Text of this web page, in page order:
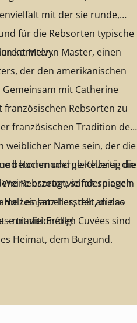
mit der sie runde,
für die Rebsorten typische
konnten.
Melvyn Master, einen
der den amerikanischen
mit Catherine
französischen Rebsorten zu
französischen Tradition der
weiblicher Name sein, der die
betonen und gleichzeitig die
Rebsortenvielfalt spiegeln
- mit viel Erfolg!
hochmoderne Kellerei, die
erzeugt, sondern auch
Holzeinsatz herstellt, die so
traditionellen Cuvées sind
Heimat, dem Burgund.